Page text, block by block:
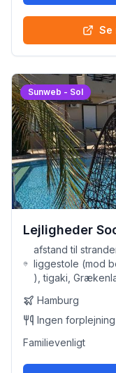
Se
Sunweb - Sol
Lejligheder
afstand til
liggestole (mod
), tigaki,
Hamburg
Ingen forplejning
Familievenligt